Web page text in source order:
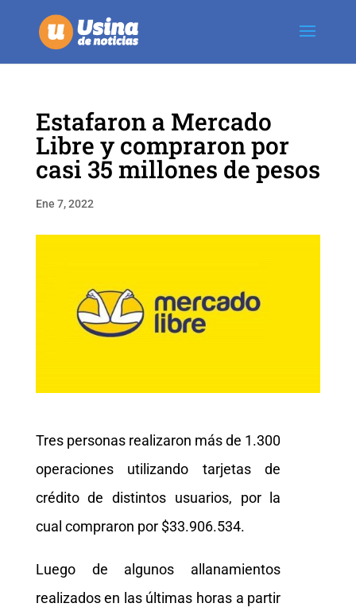
Estafaron a Mercado
Libre y compraron por
casi 35 millones de pesos
Ene 7, 2022
Tres personas realizaron más de 1.300
operaciones utilizando tarjetas de
crédito de distintos usuarios, por la
cual compraron por $33.906.534.
Luego de algunos allanamientos
realizados en las últimas horas a partir